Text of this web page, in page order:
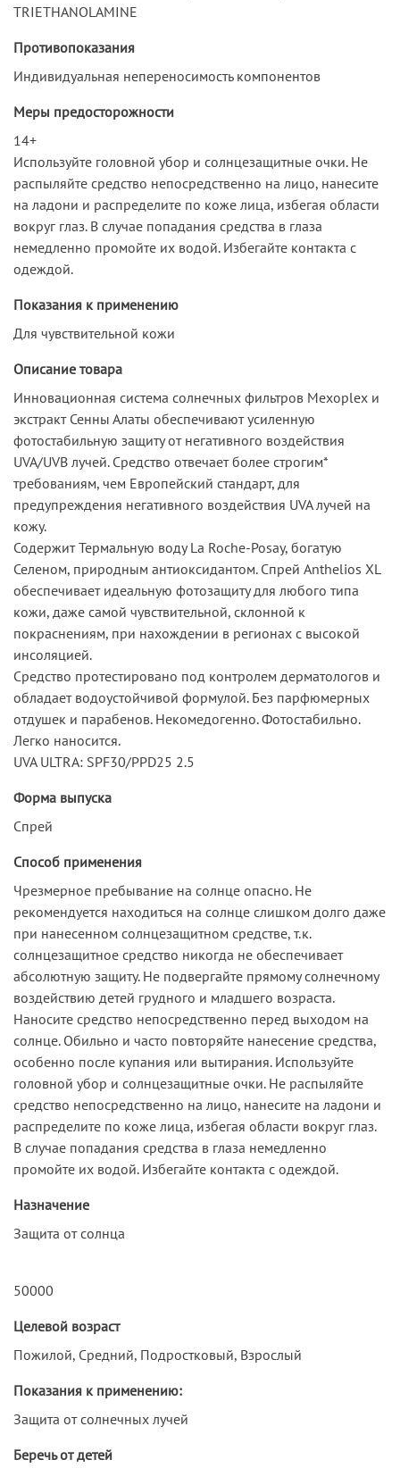
TRIETHANOLAMINE
Противопоказания
Индивидуальная непереносимость компонентов
Меры предосторожности
14+
Используйте головной убор и солнцезащитные очки. Не
распыляйте средство непосредственно на лицо, нанесите
на ладони и распределите по коже лица, избегая области
вокруг глаз. В случае попадания средства в глаза
немедленно промойте их водой. Избегайте контакта с
одеждой.
Показания к применению
Для чувствительной кожи
Описание товара
Инновационная система солнечных фильтров Mexoplex и
экстракт Сенны Алаты обеспечивают усиленную
фотостабильную защиту от негативного воздействия
UVA/UVB лучей. Средство отвечает более строгим*
требованиям, чем Европейский стандарт, для
предупреждения негативного воздействия UVA лучей на
кожу.
Содержит Термальную воду La Roche-Posay, богатую
Селеном, природным антиоксидантом. Спрей Anthelios XL
обеспечивает идеальную фотозащиту для любого типа
кожи, даже самой чувствительной, склонной к
покраснениям, при нахождении в регионах с высокой
инсоляцией.
Средство протестировано под контролем дерматологов и
обладает водоустойчивой формулой. Без парфюмерных
отдушек и парабенов. Некомедогенно. Фотостабильно.
Легко наносится.
UVA ULTRA: SPF30/PPD25 2.5
Форма выпуска
Спрей
Способ применения
Чрезмерное пребывание на солнце опасно. Не
рекомендуется находиться на солнце слишком долго даже
при нанесенном солнцезащитном средстве, т.к.
солнцезащитное средство никогда не обеспечивает
абсолютную защиту. Не подвергайте прямому солнечному
воздействию детей грудного и младшего возраста.
Наносите средство непосредственно перед выходом на
солнце. Обильно и часто повторяйте нанесение средства,
особенно после купания или вытирания. Используйте
головной убор и солнцезащитные очки. Не распыляйте
средство непосредственно на лицо, нанесите на ладони и
распределите по коже лица, избегая области вокруг глаз.
В случае попадания средства в глаза немедленно
промойте их водой. Избегайте контакта с одеждой.
Назначение
Защита от солнца
50000
Целевой возраст
Пожилой, Средний, Подростковый, Взрослый
Показания к применению:
Защита от солнечных лучей
Беречь от детей